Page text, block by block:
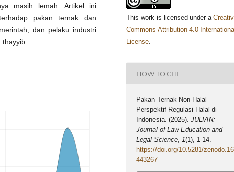
masih lemah. Artikel ini
pakan ternak dan
dan pelaku industri
This work is licensed under a
Commons Attribution 4.0
License.
HOW TO CITE
Pakan Ternak Non-Halal
Perspektif Regulasi Halal di
Indonesia. (2025).JULIAN:
Journal of Law Education and
Legal Science,1(1), 1-14.
https://doi.org/10.5281/zenodo.16
443267